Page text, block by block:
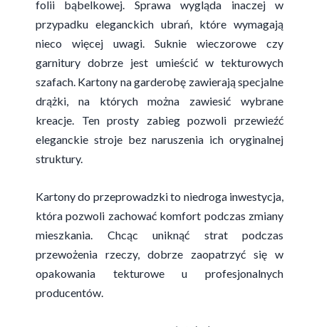
folii bąbelkowej. Sprawa wygląda inaczej w
przypadku eleganckich ubrań, które wymagają
nieco więcej uwagi. Suknie wieczorowe czy
garnitury dobrze jest umieścić w tekturowych
szafach. Kartony na garderobę zawierają specjalne
drążki, na których można zawiesić wybrane
kreacje. Ten prosty zabieg pozwoli przewieźć
eleganckie stroje bez naruszenia ich oryginalnej
struktury.
Kartony do przeprowadzki to niedroga inwestycja,
która pozwoli zachować komfort podczas zmiany
mieszkania. Chcąc uniknąć strat podczas
przewożenia rzeczy, dobrze zaopatrzyć się w
opakowania tekturowe u profesjonalnych
producentów.